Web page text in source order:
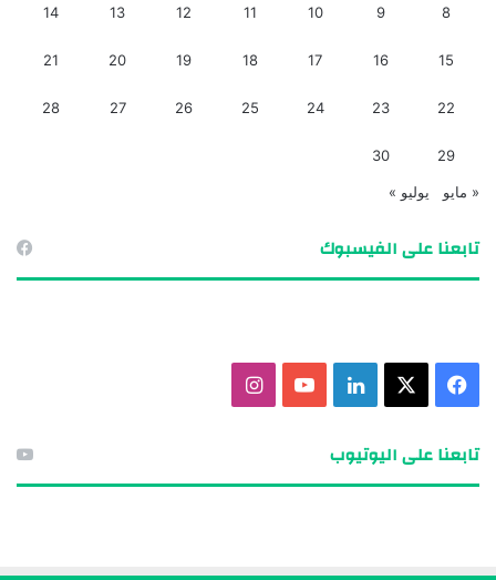
8
9
10
11
12
13
14
15
16
17
18
19
20
21
22
23
24
25
26
27
28
29
30
« مايو يوليو »
تابعنا على الفيسبوك
تابعنا على اليوتيوب